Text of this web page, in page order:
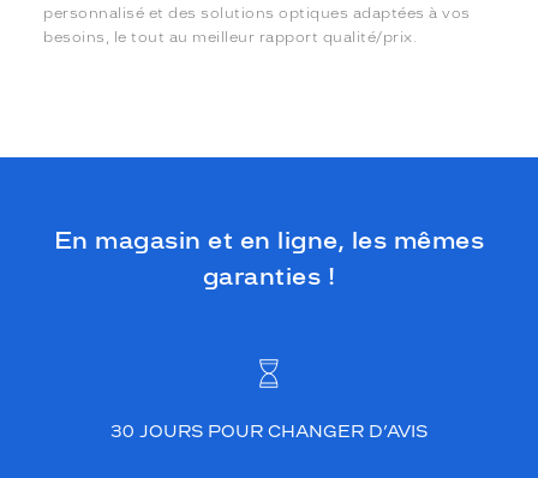
personnalisé et des solutions optiques adaptées à vos
besoins, le tout au meilleur rapport qualité/prix.
En magasin et en ligne, les mêmes
garanties !
30 JOURS POUR CHANGER D’AVIS